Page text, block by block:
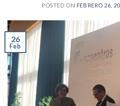
POSTED ON FEBRERO 26,
26
Feb